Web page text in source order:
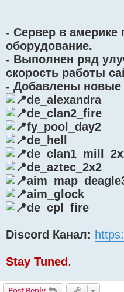
- Сервер в америке
оборудование.
- Выполнен ряд
скорость работы
- Добавлены новые
de_alexandra
de_clan2_fire
fy_pool_day2
de_hell
de_aztec_2x2
aim_glock
de_cpl_fire
Discord Канал:
Stay Tuned.